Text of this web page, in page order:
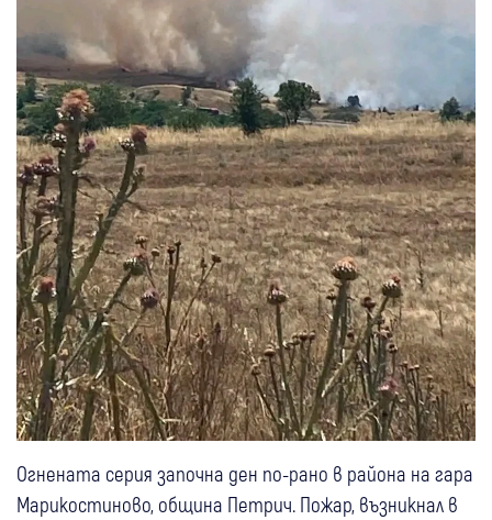
Огнената серия започна ден по-рано в района на гара
Марикостиново, община Петрич. Пожар, възникнал в